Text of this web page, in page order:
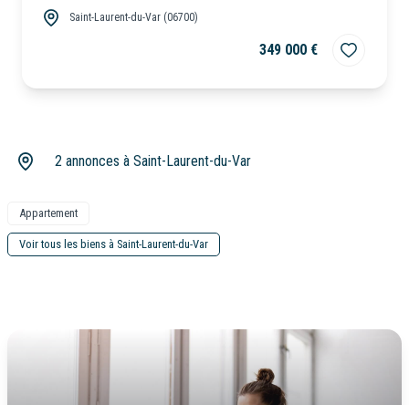
Saint-Laurent-du-Var (06700)
349 000 €
2 annonces à Saint-Laurent-du-Var
Appartement
Voir tous les biens à Saint-Laurent-du-Var